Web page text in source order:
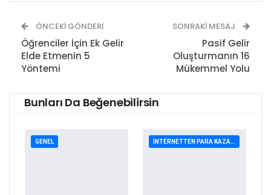
ÖNCEKI GÖNDERI
Öğrenciler İçin Ek Gelir
Elde Etmenin 5
Yöntemi
SONRAKI MESAJ
Pasif Gelir
Oluşturmanın 16
Mükemmel Yolu
Bunları Da Beğenebilirsin
GENEL İNTERNETTEN PARA KAZANMA